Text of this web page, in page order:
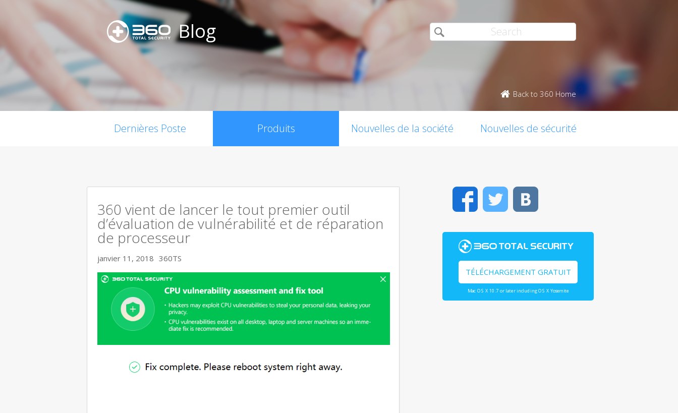
Blog
Back to 360 Home
Dernières Poste Produits Nouvelles de la société Nouvelles de sécurité
360 vient de lancer le tout premier outil
d’évaluation de vulnérabilité et de réparation
de processeur
janvier 11, 2018 360TS
FacebookTwitter
TÉLÉCHARGEMENT GRATUIT
Mac OS X 10.7 or later including OS X Yosemite